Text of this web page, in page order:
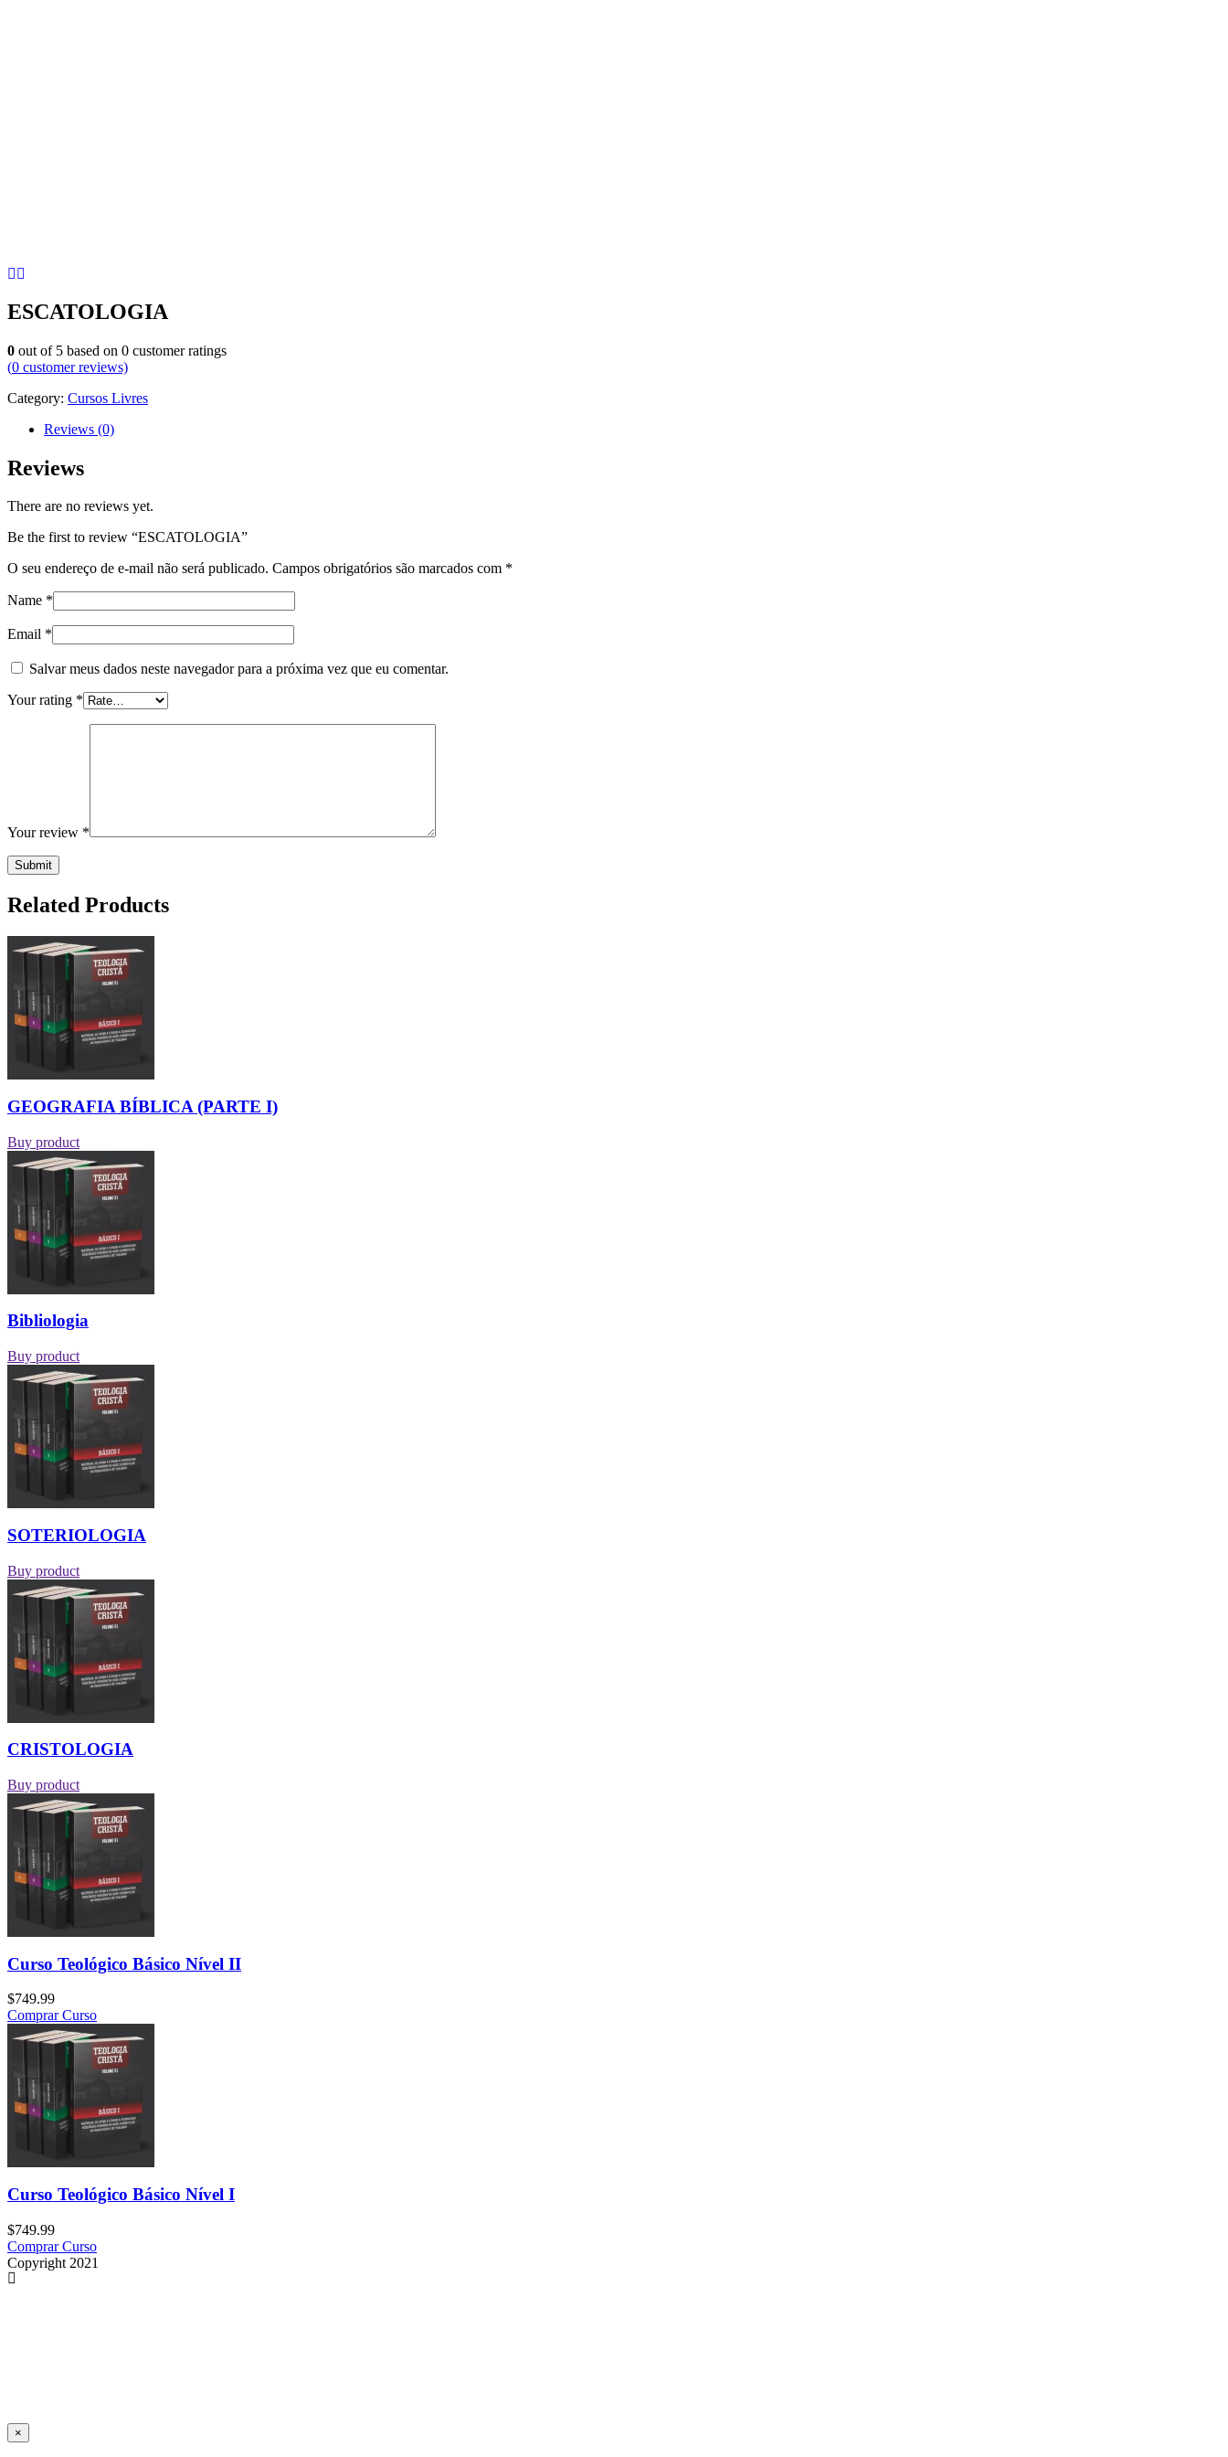
ESCATOLOGIA
0 out of 5 based on 0 customer ratings
(0 customer reviews)
Category: Cursos Livres
Reviews (0)
Reviews
There are no reviews yet.
Be the first to review “ESCATOLOGIA”
O seu endereço de e-mail não será publicado. Campos obrigatórios são marcados com *
Name *
Email *
Salvar meus dados neste navegador para a próxima vez que eu comentar.
Your rating *
Your review *
Related Products
GEOGRAFIA BÍBLICA (PARTE I)
Buy product
Bibliologia
Buy product
SOTERIOLOGIA
Buy product
CRISTOLOGIA
Buy product
Curso Teológico Básico Nível II
$749.99
Comprar Curso
Curso Teológico Básico Nível I
$749.99
Comprar Curso
Copyright 2021
×